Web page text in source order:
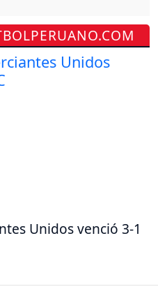
Unidos venció 3-1